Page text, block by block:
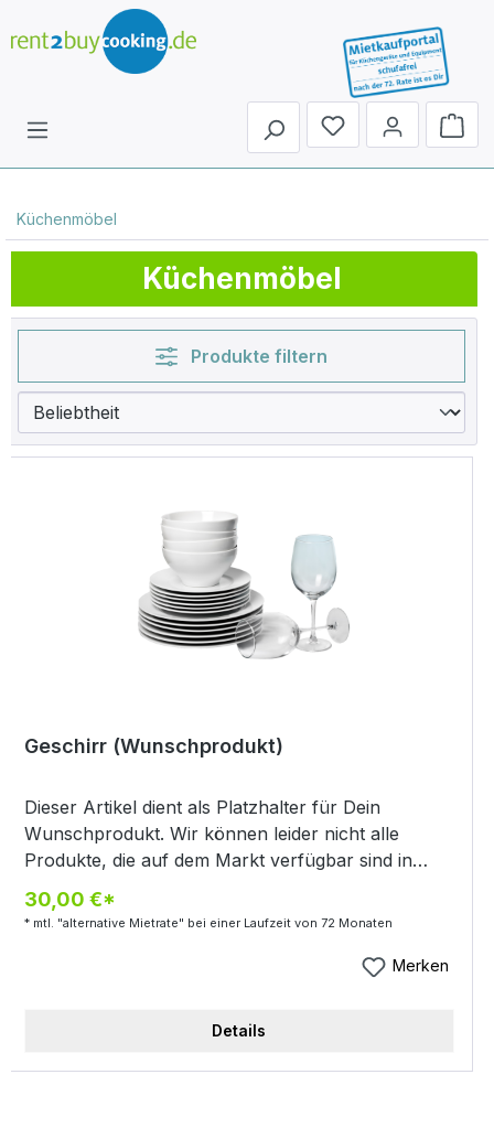
Du hast 0 Produkte
Küchenmöbel
Küchenmöbel
Produkte filtern
Geschirr (Wunschprodukt)
Dieser Artikel dient als Platzhalter für Dein
Wunschprodukt. Wir können leider nicht alle
Produkte, die auf dem Markt verfügbar sind in
unserem Onlineshop abbilden. Daher bieten wir Dir
hier die Möglichkeit genau Dein Wunschprodukt zu
Wunschprodukt in den Warenkorb und stellst eine
Daraufhin schickst Du uns per Email einen Link
Wunschprodukt. Dies funktioniert am besten,
30,00 €*
* mtl. "alternative Mietrate" bei einer Laufzeit von 72 Monaten
Merken
Details